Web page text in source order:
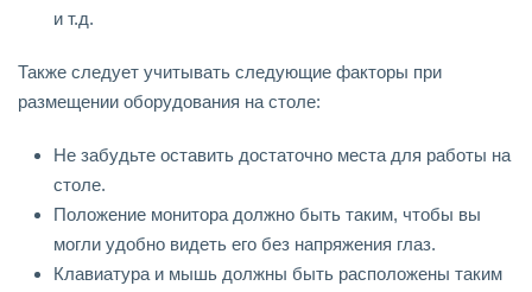
и т.д.
Также следует учитывать следующие факторы при
размещении оборудования на столе:
Не забудьте оставить достаточно места для работы на
столе.
Положение монитора должно быть таким, чтобы вы
могли удобно видеть его без напряжения глаз.
Клавиатура и мышь должны быть расположены таким